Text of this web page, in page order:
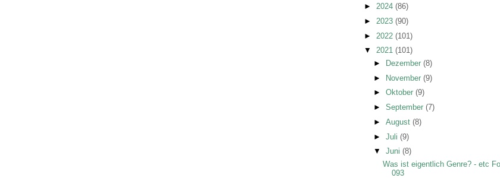
► 2024 (86)
► 2023 (90)
► 2022 (101)
▼ 2021 (101)
►
Dezember (8)
► November (9)
► Oktober (9)
► September (7)
► August (8)
► Juli (9)
▼ Juni (8)
Was ist eigentlich Genre? - etc
093